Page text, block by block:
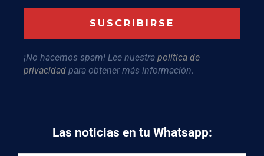
¡No hacemos spam! Lee nuestra política de
privacidad para obtener más información.
Las noticias en tu Whatsapp: